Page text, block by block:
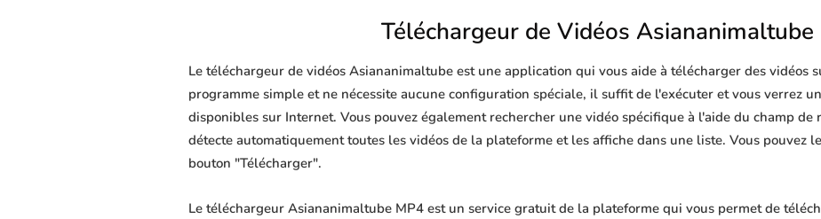
Téléchargeur de Vidéos Asiananimaltube
Le téléchargeur de vidéos Asiananimaltube est une application qui vous aide à télécharger des vidéos
programme simple et ne nécessite aucune configuration spéciale, il suffit de l'exécuter et vous verrez
disponibles sur Internet. Vous pouvez également rechercher une vidéo spécifique à l'aide du champ de
détecte automatiquement toutes les vidéos de la plateforme et les affiche dans une liste. Vous pouvez
bouton "Télécharger".
Le téléchargeur Asiananimaltube MP4 est un service gratuit de la plateforme qui vous permet de